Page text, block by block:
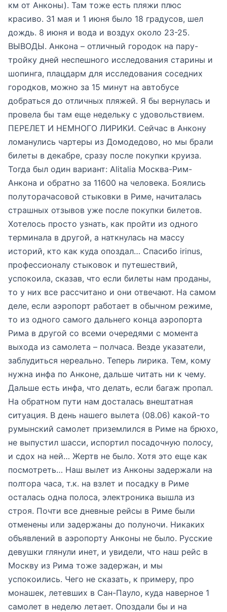
км от Анконы). Там тоже есть пляжи плюс
красиво. 31 мая и 1 июня было 18 градусов, шел
дождь. 8 июня и вода и воздух около 23-25.
ВЫВОДЫ. Анкона – отличный городок на пару-
тройку дней неспешного исследования старины и
шопинга, плацдарм для исследования соседних
городков, можно за 15 минут на автобусе
добраться до отличных пляжей. Я бы вернулась и
провела бы там еще недельку с удовольствием.
ПЕРЕЛЕТ И НЕМНОГО ЛИРИКИ. Сейчас в Анкону
ломанулись чартеры из Домодедово, но мы брали
билеты в декабре, сразу после покупки круиза.
Тогда был один вариант: Alitalia Москва-Рим-
Анкона и обратно за 11600 на человека. Боялись
полуторачасовой стыковки в Риме, начиталась
страшных отзывов уже после покупки билетов.
Хотелось просто узнать, как пройти из одного
терминала в другой, а наткнулась на массу
историй, кто как куда опоздал… Спасибо irinus,
профессионалу стыковок и путешествий,
успокоила, сказав, что если билеты нам проданы,
то у них все рассчитано и они отвечают. На самом
деле, если аэропорт работает в обычном режиме,
то из одного самого дальнего конца аэропорта
Рима в другой со всеми очередями с момента
выхода из самолета – полчаса. Везде указатели,
заблудиться нереально. Теперь лирика. Тем, кому
нужна инфа по Анконе, дальше читать ни к чему.
Дальше есть инфа, что делать, если багаж пропал.
На обратном пути нам досталась внештатная
ситуация. В день нашего вылета (08.06) какой-то
румынский самолет приземлился в Риме на брюхо,
не выпустил шасси, испортил посадочную полосу,
и сдох на ней… Жертв не было. Хотя это еще как
посмотреть… Наш вылет из Анконы задержали на
полтора часа, т.к. на взлет и посадку в Риме
осталась одна полоса, электроника вышла из
строя. Почти все дневные рейсы в Риме были
отменены или задержаны до полуночи. Никаких
объявлений в аэропорту Анконы не было. Русские
девушки глянули инет, и увидели, что наш рейс в
Москву из Рима тоже задержан, и мы
успокоились. Чего не сказать, к примеру, про
монашек, летевших в Сан-Пауло, куда наверное 1
самолет в неделю летает. Опоздали бы и на